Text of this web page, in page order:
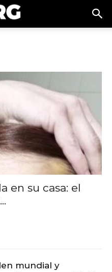
en su casa: el
mundial y